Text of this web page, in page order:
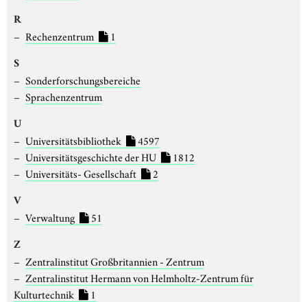
R
Rechenzentrum 1
S
Sonderforschungsbereiche
Sprachenzentrum
U
Universitätsbibliothek
4597
Universitätsgeschichte der HU
1812
Universitäts- Gesellschaft
2
V
Verwaltung 51
Z
Zentralinstitut Großbritannien - Zentrum
Zentralinstitut Hermann von Helmholtz-Zentrum für
Kulturtechnik
1